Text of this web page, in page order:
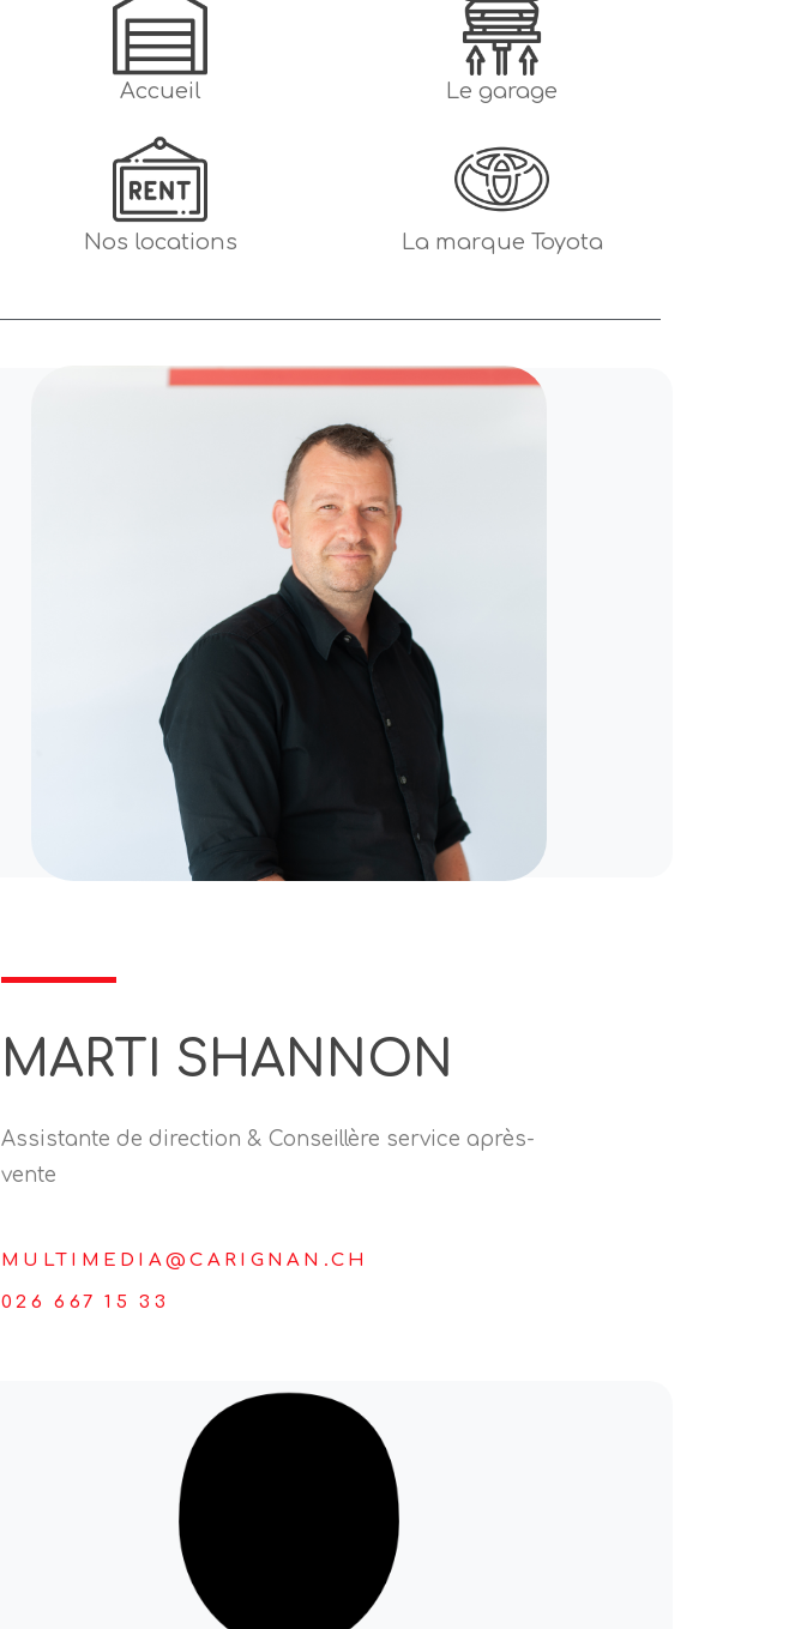
Accueil
Nos locations
Le garage
La marque Toyota
MARTI SHANNON
Assistante de direction & Conseillère service après-
vente
MULTIMEDIA@CARIGNAN.CH
026 667 15 33